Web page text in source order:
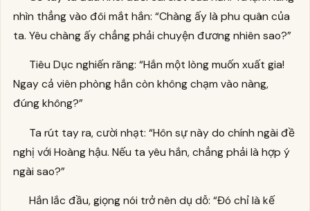
nhìn thẳng vào đôi mắt hắn: “Chàng ấy là phu quân của
ta. Yêu chàng ấy chẳng phải chuyện đương nhiên sao?”
Tiêu Dục nghiến răng: “Hắn một lòng muốn xuất gia!
Ngay cả viên phòng hắn còn không chạm vào nàng,
đúng không?”
Ta rút tay ra, cười nhạt: “Hôn sự này do chính ngài đề
nghị với Hoàng hậu. Nếu ta yêu hắn, chẳng phải là hợp ý
ngài sao?”
Hắn lắc đầu, giọng nói trở nên dụ dỗ: “Đó chỉ là kế